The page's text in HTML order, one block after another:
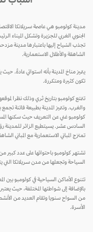
مدينة كولومبو هي عاصمة سريلانكا
الجنوبي الغربي للجزيرة وتشكل الميناء
تجذب السُياح إليها باعتبارها مدينة
الشاهقة والأطلال الاستعمارية.
يتميز مناخ المدينة بأنه استوائي عادةً. حيث
تكون كثيرة ومتكررة.
تتمتع كولومبو بتاريخ ثري وذلك نظرا
والغرب. وتتميز المدينة بطبيعة فاتنة تجمع بين
كولومبو غني عن التعريف حيث سكنها
السادس عشر. يسيتطيع الزائر للمدينة
تمتزج المباني الاستعمارية مع المباني
تشتهر كولومبو باحتوائها على عدد كبير من
السياحة وتجعلها من مدن سريلانكا التي
تتنوع الأماكن السياحية في كولومبو بين
بالإضافة إلى شواطئها المختلفة، حيث
من السواح سنويا وتقام العديد من الأنشطة
الأسرة.